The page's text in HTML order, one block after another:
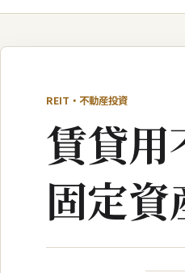
REIT・不動産投資
賃貸用
固定資